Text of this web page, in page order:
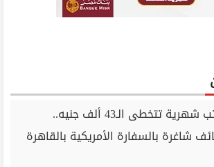
رواتب شهرية تتخطى الـ43 ألف جنيه..
شاغرة بالسفارة الأمريكية بالقاهرة